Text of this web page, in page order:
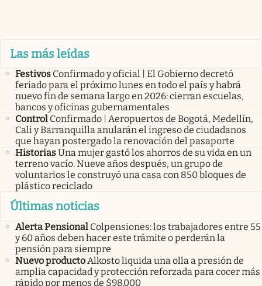
Las más leídas
Festivos Confirmado y oficial | El Gobierno decretó
feriado para el próximo lunes en todo el país y habrá
nuevo fin de semana largo en 2026: cierran escuelas,
bancos y oficinas gubernamentales
Control Confirmado | Aeropuertos de Bogotá, Medellín,
Cali y Barranquilla anularán el ingreso de ciudadanos
que hayan postergado la renovación del pasaporte
HistoriasUna mujer gastó los ahorros de su vida en un
terreno vacío. Nueve años después, un grupo de
voluntarios le construyó una casa con 850 bloques de
plástico reciclado
Últimas noticias
Alerta Pensional Colpensiones: los trabajadores entre 55
y 60 años deben hacer este trámite o perderán la
pensión para siempre
Nuevo producto Alkosto liquida una olla a presión de
amplia capacidad y protección reforzada para cocer más
rápido por menos de $98.000